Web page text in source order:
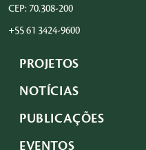
CEP: 70.308-200
+55 61 3424-9600
PROJETOS
NOTÍCIAS
PUBLICAÇÕES
EVENTOS